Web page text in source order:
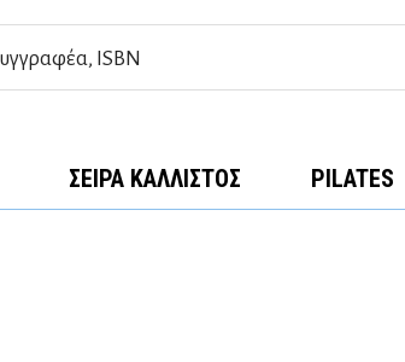
ΣΕΙΡΆ ΚΆΛΛΙΣΤΟΣ PILATES